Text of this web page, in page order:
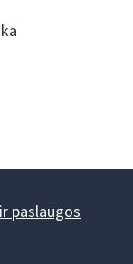
paslaugos